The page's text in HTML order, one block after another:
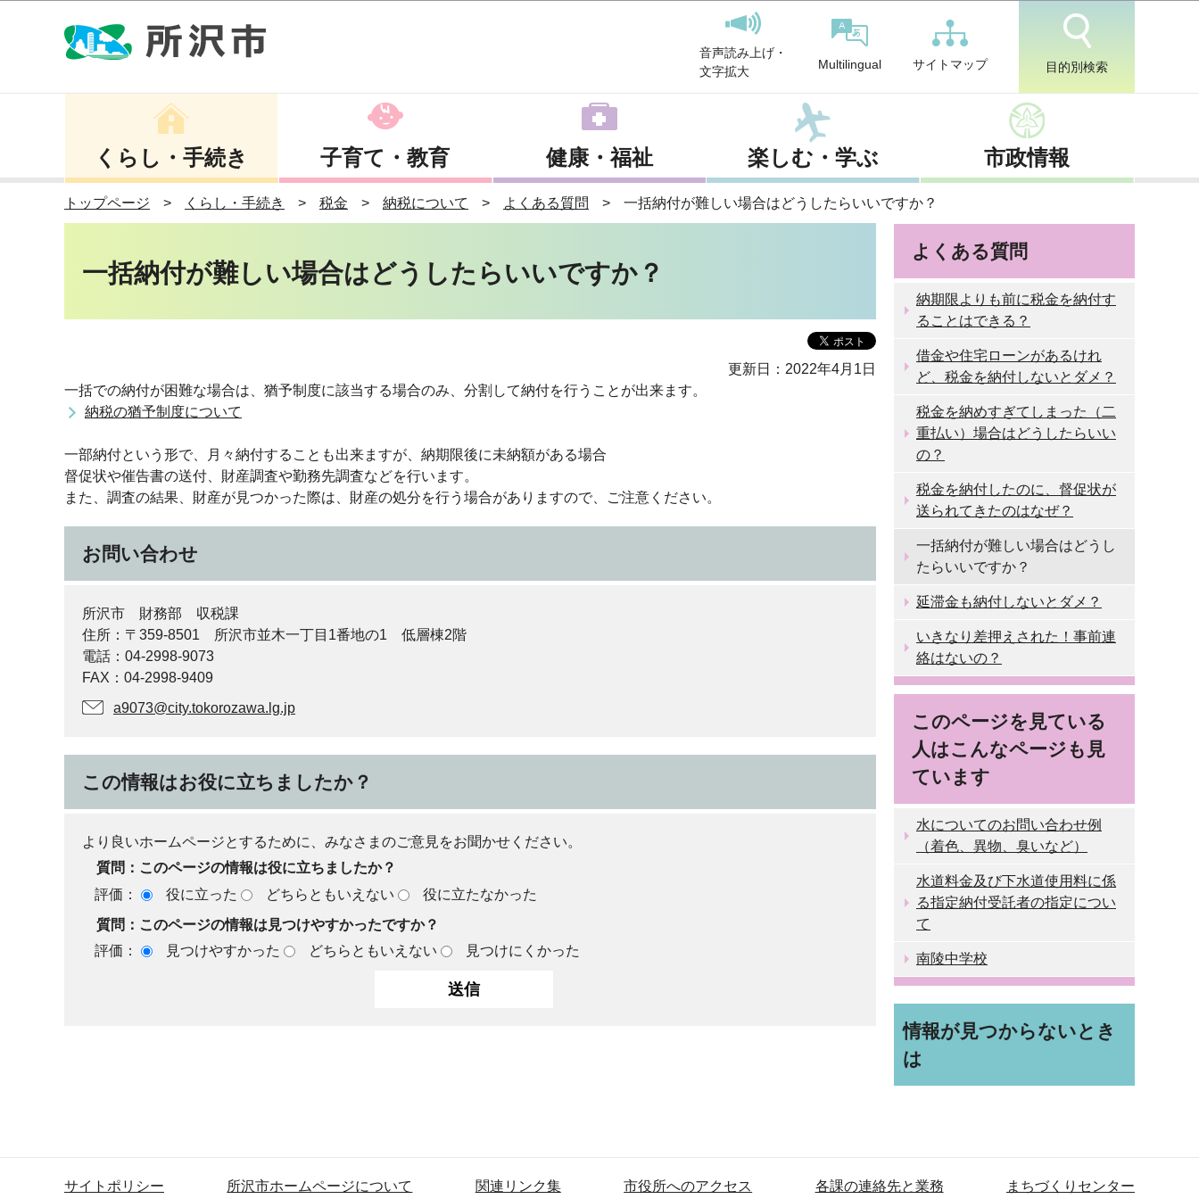
音声読み上げ・
文字拡大
Multilingual サイトマップ 目的別検索
くらし・手続き 子育て・教育 健康・福祉 楽しむ・学ぶ 市政情報
トップページ くらし・手続き 税金 納税について よくある質問 一括納付が難しい場合はどうしたらいいですか？
一括納付が難しい場合はどうしたらいいですか？
更新日：2022年4月1日
一括での納付が困難な場合は、猶予制度に該当する場合のみ、分割して納付を行うことが出来ます。
納税の猶予制度について
一部納付という形で、月々納付することも出来ますが、納期限後に未納額がある場合
督促状や催告書の送付、財産調査や勤務先調査などを行います。
また、調査の結果、財産が見つかった際は、財産の処分を行う場合がありますので、ご注意ください。
お問い合わせ
所沢市 財務部 収税課
住所：〒359-8501 所沢市並木一丁目1番地の1 低層棟2階
電話：04-2998-9073
FAX：04-2998-9409
a9073@city.tokorozawa.lg.jp
この情報はお役に立ちましたか？
より良いホームページとするために、みなさまのご意見をお聞かせください。
質問：このページの情報は役に立ちましたか？
評価：
役に立った どちらともいえない
役に立たなかった
質問：このページの情報は見つけやすかったですか？
評価：
見つけやすかった どちらともいえない 見つけにくかった
よくある質問
納期限よりも前に税金を納付す
ることはできる？
借金や住宅ローンがあるけれ
ど、税金を納付しないとダメ？
税金を納めすぎてしまった（二
重払い）場合はどうしたらいい
の？
税金を納付したのに、督促状が
送られてきたのはなぜ？
一括納付が難しい場合はどうし
たらいいですか？
延滞金も納付しないとダメ？
いきなり差押えされた！事前連
絡はないの？
このページを見ている
人はこんなページも見
ています
水についてのお問い合わせ例
（着色、異物、臭いなど）
水道料金及び下水道使用料に係
る指定納付受託者の指定につい
て
南陵中学校
情報が見つからないとき
は
サイトポリシー 所沢市ホームページについて 関連リンク集 市役所へのアクセス 各課の連絡先と業務 まちづくりセンター